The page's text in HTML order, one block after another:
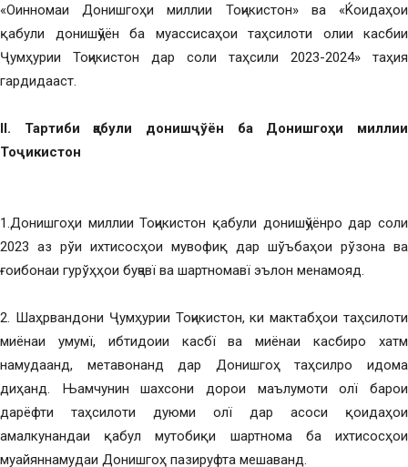
«Оинномаи Донишгоҳи миллии Тоҷикистон» ва «Ќоидаҳои
қабули донишҷўён ба муассисаҳои таҳсилоти олии касбии
Ҷумҳурии Тоҷикистон дар соли таҳсили 2023-2024» таҳия
гардидааст.
II. Тартиби қабули донишҷўён ба Донишгоҳи миллии
Тоҷикистон
1.Донишгоҳи миллии Тоҷикистон қабули донишҷўёнро дар соли
2023 аз рўи ихтисосҳои мувофиқ дар шўъбаҳои рўзона ва
ғоибонаи гурўҳҳои буҷавї ва шартномавї эълон менамояд.
2. Шаҳрвандони Ҷумҳурии Тоҷикистон, ки мактабҳои таҳсилоти
миёнаи умумї, ибтидоии касбї ва миёнаи касбиро хатм
намудаанд, метавонанд дар Донишгоҳ таҳсилро идома
диҳанд. Њамчунин шахсони дорои маълумоти олї барои
дарёфти таҳсилоти дуюми олї дар асоси қоидаҳои
амалкунандаи қабул мутобиқи шартнома ба ихтисосҳои
муайяннамудаи Донишгоҳ пазируфта мешаванд.